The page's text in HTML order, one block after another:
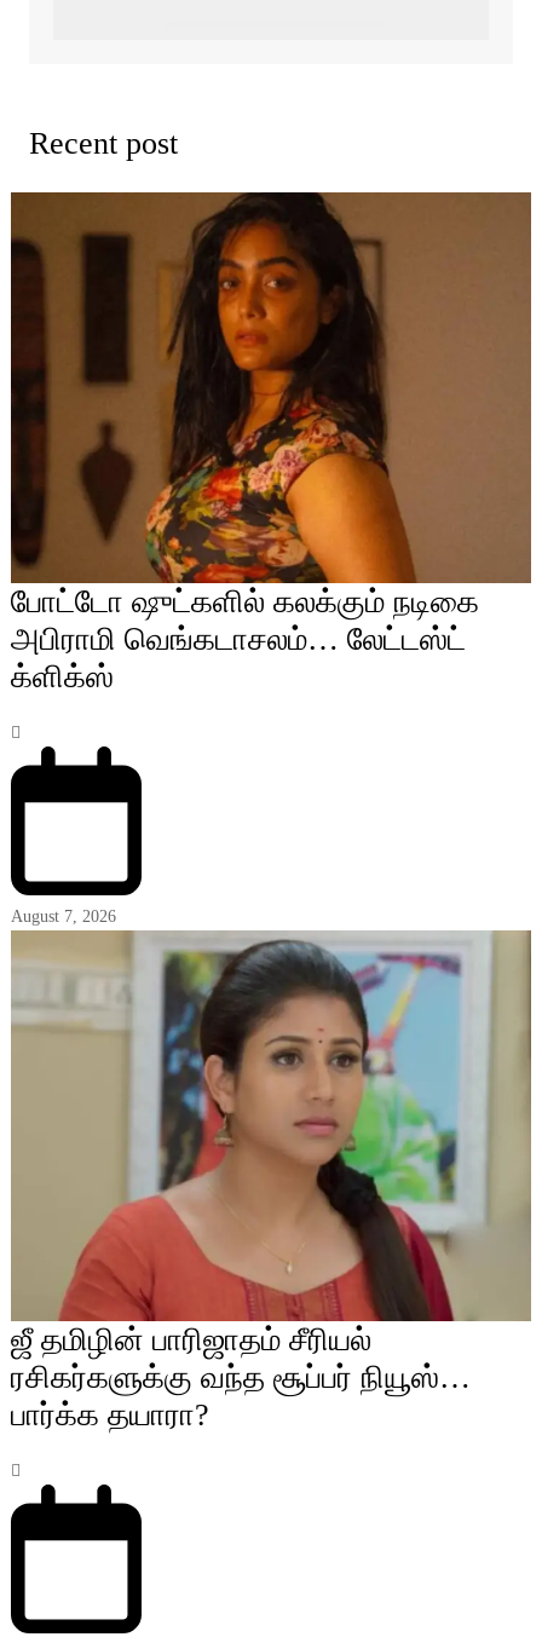
Recent post
போட்டோ ஷுட்களில் கலக்கும் நடிகை
அபிராமி வெங்கடாசலம்… லேட்டஸ்ட்
க்ளிக்ஸ்
August 7, 2026
ஜீ தமிழின் பாரிஜாதம் சீரியல்
ரசிகர்களுக்கு வந்த சூப்பர் நியூஸ்…
பார்க்க தயாரா?